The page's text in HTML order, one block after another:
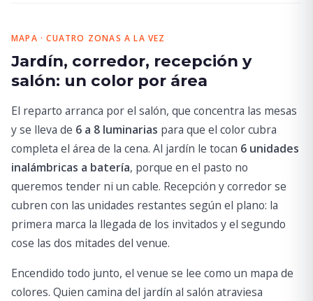
MAPA · CUATRO ZONAS A LA VEZ
Jardín, corredor, recepción y
salón: un color por área
El reparto arranca por el salón, que concentra las mesas
y se lleva de 6 a 8 luminarias para que el color cubra
completa el área de la cena. Al jardín le tocan 6 unidades
inalámbricas a batería, porque en el pasto no
queremos tender ni un cable. Recepción y corredor se
cubren con las unidades restantes según el plano: la
primera marca la llegada de los invitados y el segundo
cose las dos mitades del venue.
Encendido todo junto, el venue se lee como un mapa de
colores. Quien camina del jardín al salón atraviesa